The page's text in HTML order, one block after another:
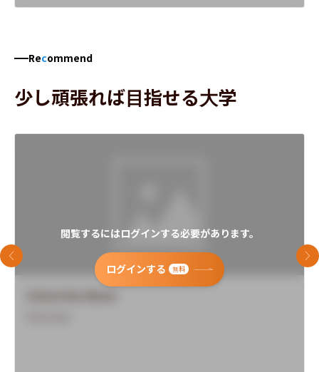
Recommend
少し頑張れば目指せる大学
閲覧するにはログインする必要があります。
ログインする 無料
前のスライド 次